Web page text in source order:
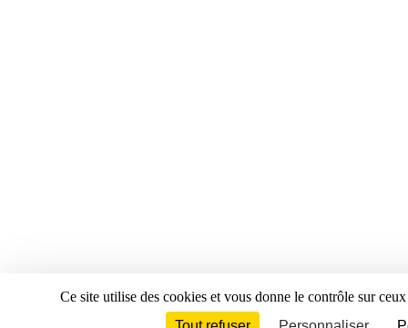
Ce site utilise des cookies et vous donne le contrôle sur